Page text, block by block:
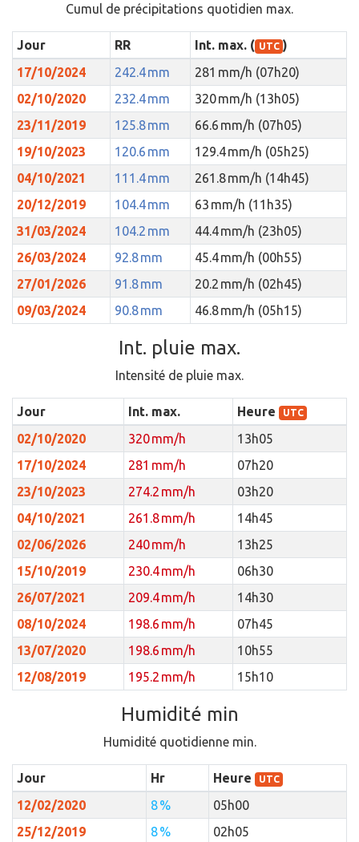
Cumul de précipitations quotidien max.
Jour RR Int. max. ( UTC )
17/10/2024
242.4 mm
281 mm/h (07h20)
02/10/2020
232.4 mm
320 mm/h (13h05)
23/11/2019
125.8 mm
66.6 mm/h (07h05)
19/10/2023
120.6 mm
129.4 mm/h (05h25)
04/10/2021
111.4 mm
261.8 mm/h (14h45)
20/12/2019
104.4 mm
63 mm/h (11h35)
31/03/2024
104.2 mm
44.4 mm/h (23h05)
26/03/2024
92.8 mm
45.4 mm/h (00h55)
27/01/2026
91.8 mm
20.2 mm/h (02h45)
09/03/2024
90.8 mm 46.8 mm/h (05h15)
Int. pluie max.
Intensité de pluie max.
Jour Int. max. Heure UTC
02/10/2020 320 mm/h
13h05
17/10/2024
281 mm/h
07h20
23/10/2023
274.2 mm/h
03h20
04/10/2021
261.8 mm/h
14h45
02/06/2026
240 mm/h
13h25
15/10/2019
230.4 mm/h
06h30
26/07/2021
209.4 mm/h
14h30
08/10/2024
198.6 mm/h
07h45
13/07/2020
198.6 mm/h
10h55
12/08/2019
195.2 mm/h 15h10
Humidité min
Humidité quotidienne min.
Jour Hr Heure UTC
12/02/2020 8 %
05h00
25/12/2019
8 % 02h05